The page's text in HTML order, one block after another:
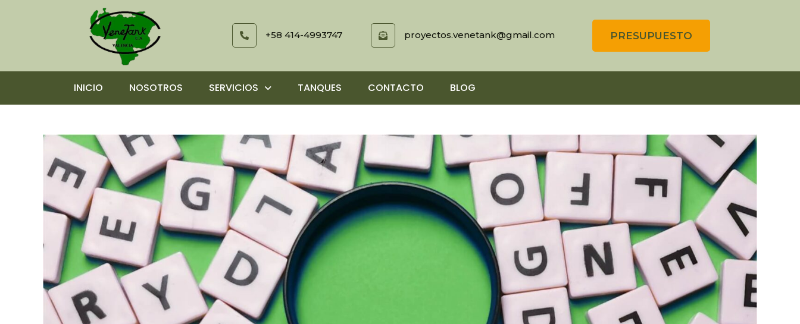
+58 414-4993747 proyectos.venetank@gmail.com PRESUPUESTO
INICIO NOSOTROS SERVICIOS TANQUES CONTACTO BLOG